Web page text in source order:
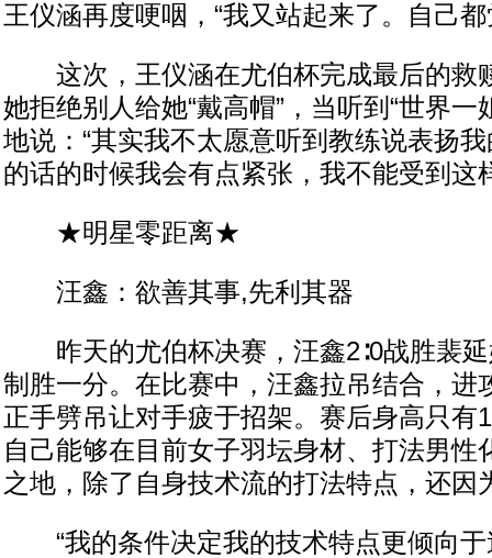
王仪涵再度哽咽，“我又站起来了。自己
这次，王仪涵在尤伯杯完成最后的救
她拒绝别人给她“戴高帽”，当听到“世界一
地说：“其实我不太愿意听到教练说表扬
的话的时候我会有点紧张，我不能受到这
★明星零距离★
汪鑫：欲善其事,先利其器
昨天的尤伯杯决赛，汪鑫2∶0战胜裴延
制胜一分。在比赛中，汪鑫拉吊结合，进
正手劈吊让对手疲于招架。赛后身高只有
自己能够在目前女子羽坛身材、打法男性
之地，除了自身技术流的打法特点，还因
“我的条件决定我的技术特点更倾向于